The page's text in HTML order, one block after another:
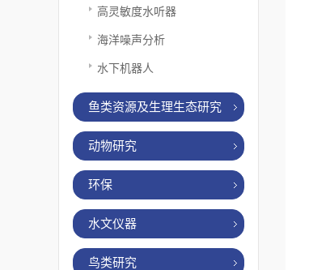
高灵敏度水听器
海洋噪声分析
水下机器人
鱼类资源及生理生态研究
动物研究
环保
水文仪器
鸟类研究